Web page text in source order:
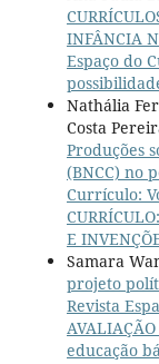
INFÂNCIA
Espaço do
Nathália
Costa
Produções
(BNCC) no
Currículo:
E
Samara
projeto
Revista
educação